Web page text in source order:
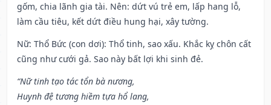
gốm, chia lãnh gia tài. Nên: dứt vú trẻ em, lấp hang lỗ,
làm cầu tiêu, kết dứt điều hung hại, xây tường.
Nữ: Thổ Bức (con dơi): Thổ tinh, sao xấu. Khắc kỵ chôn cất
cũng như cưới gả. Sao này bất lợi khi sinh đẻ.
“Nữ tinh tạo tác tổn bà nương,
Huynh đệ tương hiềm tựa hổ lang,